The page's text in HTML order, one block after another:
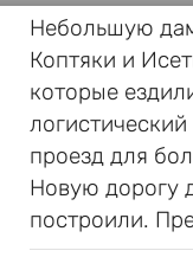
Небольшую
Коптяки и
которые
проезд для
Новую дорогу
построили.